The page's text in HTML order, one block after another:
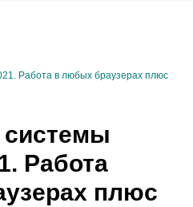
Работа в любых браузерах плюс
Работа
плюс